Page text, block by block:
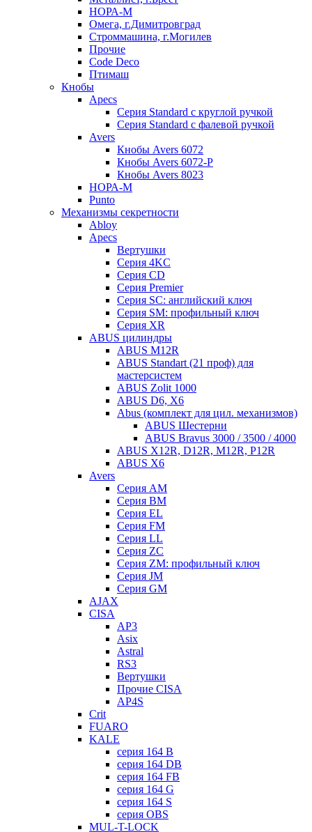
НОРА-М
Омега, г.Димитровград
Строммашина, г.Могилев
Прочие
Code Deco
Птимаш
Кнобы
Apecs
Серия Standard с круглой ручкой
Серия Standard с фалевой ручкой
Avers
Кнобы Avers 6072
Кнобы Avers 6072-P
Кнобы Avers 8023
НОРА-М
Punto
Механизмы секретности
Abloy
Apecs
Вертушки
Серия 4KC
Серия CD
Серия Premier
Серия SC: английский ключ
Серия SM: профильный ключ
Серия XR
ABUS цилиндры
ABUS M12R
ABUS Standart (21 проф) для
мастерсистем
ABUS Zolit 1000
ABUS D6, X6
Abus (комплект для цил. механизмов)
ABUS Шестерни
ABUS Bravus 3000 / 3500 / 4000
ABUS X12R, D12R, M12R, P12R
ABUS X6
Avers
Серия AM
Серия BM
Серия EL
Серия FM
Серия LL
Серия ZC
Серия ZM: профильный ключ
Серия JM
Серия GM
AJAX
CISA
AP3
Asix
Astral
RS3
Вертушки
Прочие CISA
AP4S
Crit
FUARO
KALE
серия 164 B
серия 164 DB
серия 164 FB
серия 164 G
серия 164 S
серия OBS
MUL-T-LOCK